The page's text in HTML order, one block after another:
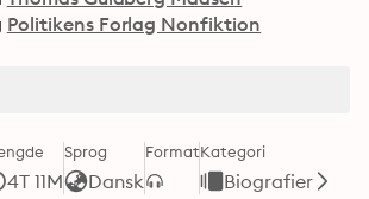
Politikens Forlag Nonfiktion
4T 11M
Sprog
Dansk
FormatKategori
Biografier